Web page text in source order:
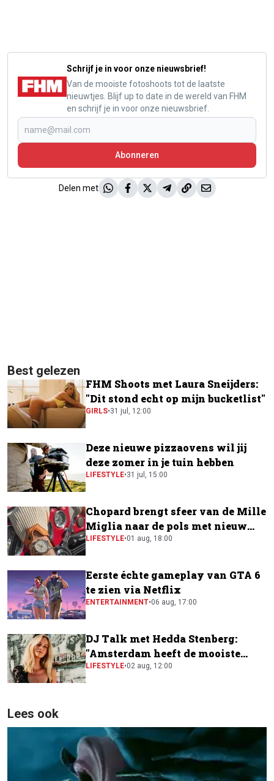
Schrijf je in voor onze nieuwsbrief!
Van de mooiste fotoshoots tot de laatste
nieuwtjes. Blijf up to date in de wereld van FHM
en schrijf je in voor onze nieuwsbrief.
Abonneren
Delen met
Best gelezen
FHM Shoots met Laura Sneijders:
"Dit stond echt op mijn bucketlist"
GIRLS•31 jul, 12:00
Deze nieuwe pizzaovens wil jij
deze zomer in je tuin hebben
LIFESTYLE•31 jul, 15:00
Chopard brengt sfeer van de Mille
Miglia naar de pols met nieuw
horloge
LIFESTYLE•01 aug, 18:00
Eerste échte gameplay van GTA 6
te zien via Netflix
ENTERTAINMENT•06 aug, 17:00
DJ Talk met Hedda Stenberg:
"Amsterdam heeft de mooiste
festivalscene van Europa"
LIFESTYLE•02 aug, 12:00
Lees ook